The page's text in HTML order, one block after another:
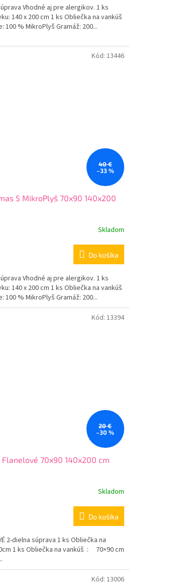
Vhodné aj pre alergikov. 1 ks
140 x 200 cm 1 ks Obliečka na vankúš
100 % MikroPlyš Gramáž: 200...
40 €
–33 %
5 MikroPlyš 70x90 140x200
Skladom
Do košíka
Vhodné aj pre alergikov. 1 ks
140 x 200 cm 1 ks Obliečka na vankúš
100 % MikroPlyš Gramáž: 200...
Kód: 13446
20 €
–30 %
Flanelové 70x90 140x200 cm
Skladom
Do košíka
2-dielna súprava 1 ks Obliečka na
1 ks Obliečka na vankúš : 70×90 cm
Kód: 13394
Kód: 13006